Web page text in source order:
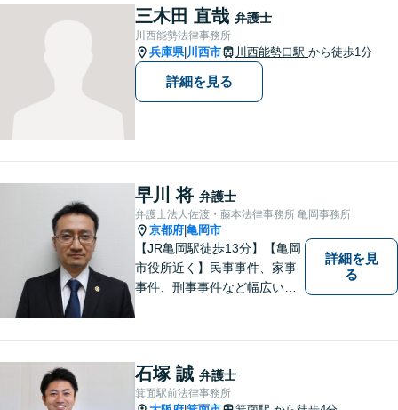
お一人で悩まずに、一度ご相
談にいらしてください。【現
役非常勤裁判官】【宝塚駅徒
歩3分】
三木田 直哉 弁護士
川西能勢法律事務所
兵庫県| 川西市 川西能勢口駅 から徒歩1分
詳細を見る
早川 将 弁護士
弁護士法人佐渡・藤本法律事務所 亀岡事務所
京都府 亀岡市
【JR亀岡駅徒歩13分】【亀岡
市役所近く】民事事件、家事
事件、刑事事件など幅広い分
い法的サービスを提供できる
よう努めて参ります。 何でも
お気軽ご相談ください。
詳細を見
る
石塚 誠 弁護士
箕面駅前法律事務所